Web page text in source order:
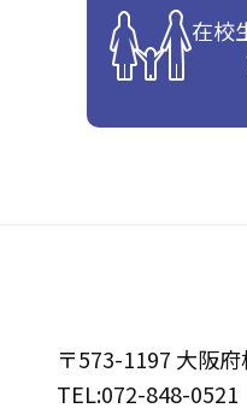
在校
〒573-1197 大阪
TEL:072-848-0521